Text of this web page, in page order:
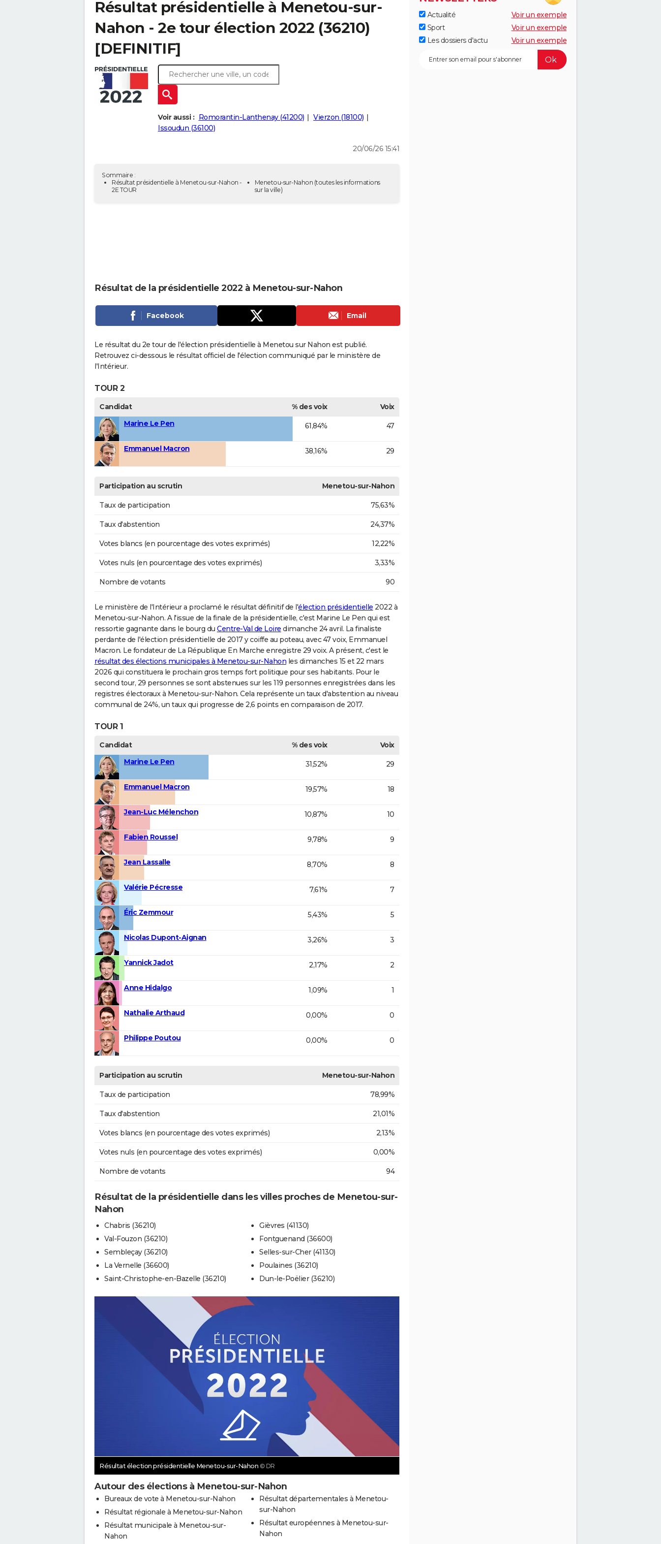
Résultat présidentielle à Menetou-sur-
Nahon - 2e tour élection 2022 (36210)
[DEFINITIF]
Voir aussi : Romorantin-Lanthenay (41200)
Vierzon (18100)
Issoudun (36100)
20/06/26 15:41
Sommaire :
Résultat présidentielle à Menetou-sur-Nahon -
2E TOUR
Menetou-sur-Nahon (toutes les informations
sur la ville)
Résultat de la présidentielle 2022 à Menetou-sur-Nahon
Facebook Email
Le résultat du 2e tour de l'élection présidentielle à Menetou sur Nahon est publié.
Retrouvez ci-dessous le résultat officiel de l'élection communiqué par le ministère de
l'Intérieur.
TOUR 2
Candidat % des voix
Voix
Marine Le Pen
61,84% 47
Emmanuel Macron 38,16% 29
Participation au scrutin Menetou-sur-Nahon
Taux de participation 75,63%
Taux d'abstention 24,37%
Votes blancs (en pourcentage des votes exprimés) 12,22%
Votes nuls (en pourcentage des votes exprimés) 3,33%
Nombre de votants 90
Le ministère de l'Intérieur a proclamé le résultat définitif de l'élection présidentielle 2022 à
Menetou-sur-Nahon. A l'issue de la finale de la présidentielle, c'est Marine Le Pen qui est
ressortie gagnante dans le bourg du Centre-Val de Loire dimanche 24 avril. La finaliste
perdante de l'élection présidentielle de 2017 y coiffe au poteau, avec 47 voix, Emmanuel
Macron. Le fondateur de La République En Marche enregistre 29 voix. A présent, c'est le
résultat des élections municipales à Menetou-sur-Nahon les dimanches 15 et 22 mars
2026 qui constituera le prochain gros temps fort politique pour ses habitants. Pour le
second tour, 29 personnes se sont abstenues sur les 119 personnes enregistrées dans les
registres électoraux à Menetou-sur-Nahon. Cela représente un taux d'abstention au niveau
communal de 24%, un taux qui progresse de 2,6 points en comparaison de 2017.
TOUR 1
Candidat % des voix
Voix
Marine Le Pen
31,52% 29
Emmanuel Macron 19,57% 18
Jean-Luc Mélenchon 10,87% 10
Fabien Roussel 9,78% 9
Jean Lassalle 8,70% 8
Valérie Pécresse 7,61% 7
Éric Zemmour 5,43% 5
Nicolas Dupont-Aignan 3,26% 3
Yannick Jadot 2,17% 2
Anne Hidalgo 1,09% 1
Nathalie Arthaud 0,00% 0
Philippe Poutou 0,00% 0
Participation au scrutin Menetou-sur-Nahon
Taux de participation 78,99%
Taux d'abstention 21,01%
Votes blancs (en pourcentage des votes exprimés) 2,13%
Votes nuls (en pourcentage des votes exprimés) 0,00%
Nombre de votants 94
Résultat de la présidentielle dans les villes proches de Menetou-sur-
Nahon
Chabris (36210)
Val-Fouzon (36210)
Sembleçay (36210)
La Vernelle (36600)
Saint-Christophe-en-Bazelle (36210)
Gièvres (41130)
Fontguenand (36600)
Selles-sur-Cher (41130)
Poulaines (36210)
Dun-le-Poëlier (36210)
Résultat élection présidentielle Menetou-sur-Nahon © DR
Autour des élections à Menetou-sur-Nahon
Bureaux de vote à Menetou-sur-Nahon
Résultat régionale à Menetou-sur-Nahon
Résultat municipale à Menetou-sur-
Nahon
Résultat départementales à Menetou-
sur-Nahon
Résultat européennes à Menetou-sur-
Nahon
Actualité
Voir un exemple
Sport
Voir un exemple
Les dossiers d'actu
Voir un exemple